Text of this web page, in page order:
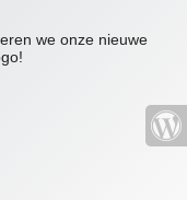
we onze nieuwe